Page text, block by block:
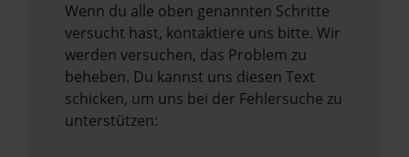
Wenn du alle oben genannten Schritte
versucht hast, kontaktiere uns bitte. Wir
werden versuchen, das Problem zu
beheben. Du kannst uns diesen Text
schicken, um uns bei der Fehlersuche zu
unterstützen: